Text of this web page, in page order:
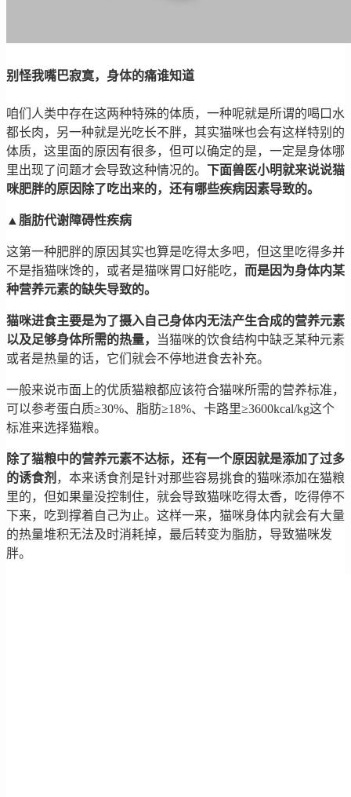
别怪我嘴巴寂寞，身体的痛谁知道
咱们人类中存在这两种特殊的体质，一种呢就是所谓的喝口水
都长肉，另一种就是光吃长不胖，其实猫咪也会有这样特别的
体质，这里面的原因有很多，但可以确定的是，一定是身体哪
里出现了问题才会导致这种情况的。 下面兽医小明就来说说猫
咪肥胖的原因除了吃出来的，还有哪些疾病因素导致的。
▲脂肪代谢障碍性疾病
这第一种肥胖的原因其实也算是吃得太多吧，但这里吃得多并
不是指猫咪馋的，或者是猫咪胃口好能吃， 而是因为身体内某
种营养元素的缺失导致的。
猫咪进食主要是为了摄入自己身体内无法产生合成的营养元素
以及足够身体所需的热量，
当猫咪的饮食结构中缺乏某种元素
或者是热量的话，它们就会不停地进食去补充。
一般来说市面上的优质猫粮都应该符合猫咪所需的营养标准，
可以参考蛋白质≥30%、脂肪≥18%、卡路里≥3600kcal/kg这个
标准来选择猫粮。
除了猫粮中的营养元素不达标，还有一个原因就是添加了过多
的诱食剂 ，本来诱食剂是针对那些容易挑食的猫咪添加在猫粮
里的，但如果量没控制住，就会导致猫咪吃得太香，吃得停不
下来，吃到撑着自己为止。这样一来，猫咪身体内就会有大量
的热量堆积无法及时消耗掉，最后转变为脂肪，导致猫咪发
胖。